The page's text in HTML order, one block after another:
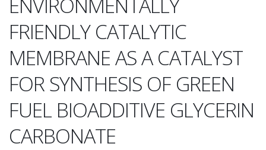
FRIENDLY CATALYTIC
MEMBRANE AS A CATALYST
FOR SYNTHESIS OF GREEN
FUEL BIOADDITIVE GLYCERIN
CARBONATE